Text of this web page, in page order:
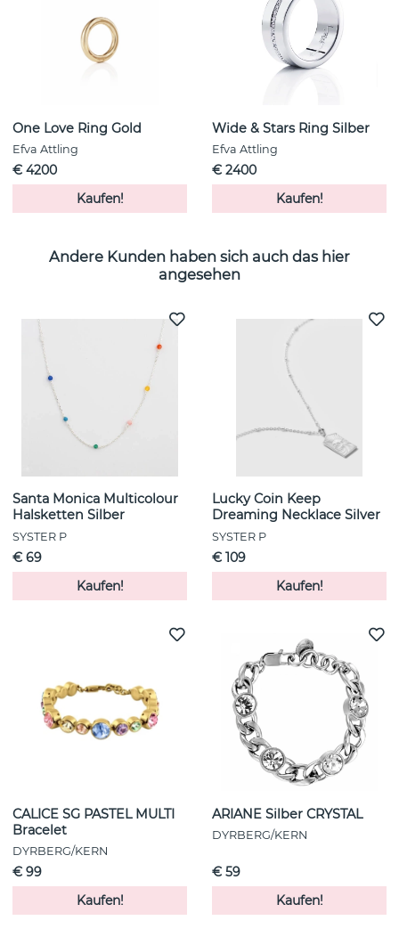
One Love Ring Gold
Efva Attling
€ 4200
Kaufen!
Wide & Stars Ring Silber
Efva Attling
€ 2400
Kaufen!
Andere Kunden haben sich auch das hier
angesehen
Santa Monica Multicolour
Halsketten Silber
SYSTER P
€ 69
Kaufen!
Lucky Coin Keep
Dreaming Necklace Silver
SYSTER P
€ 109
Kaufen!
CALICE SG PASTEL MULTI
Bracelet
DYRBERG/KERN
€ 99
Kaufen!
ARIANE Silber CRYSTAL
DYRBERG/KERN
€ 59
Kaufen!